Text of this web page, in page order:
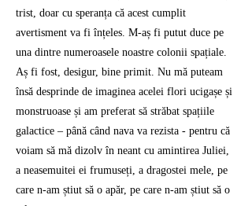
trist, doar cu speranța că acest cumplit
avertisment va fi înțeles. M-aș fi putut duce pe
una dintre numeroasele noastre colonii spațiale.
Aș fi fost, desigur, bine primit. Nu mă puteam
însă desprinde de imaginea acelei flori ucigașe și
monstruoase și am preferat să străbat spațiile
galactice – până când nava va rezista - pentru că
voiam să mă dizolv în neant cu amintirea Juliei,
a neasemuitei ei frumuseți, a dragostei mele, pe
care n-am știut să o apăr, pe care n-am știut să o